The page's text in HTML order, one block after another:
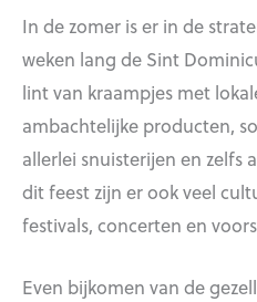
In de zomer is er in de
weken lang de Sint
lint van kraampjes met
ambachtelijke producten,
allerlei snuisterijen en zelfs
dit feest zijn er ook veel
festivals, concerten en
Even bijkomen van de